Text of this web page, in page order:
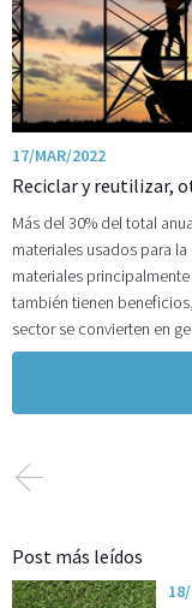
17/MAR/2022
Reciclar y reutilizar,
Más del 30% del total
materiales usados para
materiales
también tienen
sector se convierten en
Post más leídos